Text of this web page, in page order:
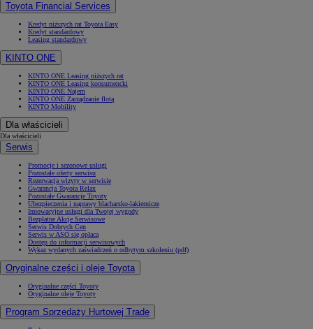
Toyota Financial Services
Kredyt niższych rat Toyota Easy
Kredyt standardowy
Leasing standardowy
KINTO ONE
KINTO ONE Leasing niższych rat
KINTO ONE Leasing konsumencki
KINTO ONE Najem
KINTO ONE Zarządzanie flotą
KINTO Mobility
Dla właścicieli
Dla właścicieli
Serwis
Promocje i sezonowe usługi
Pozostałe oferty serwisu
Rezerwacja wizyty w serwisie
Gwarancja Toyota Relax
Pozostałe Gwarancje Toyoty
Ubezpieczenia i naprawy blacharsko-lakiernicze
Innowacyjne usługi dla Twojej wygody
Bezpłatne Akcje Serwisowe
Serwis Dobrych Cen
Serwis w ASO się opłaca
Dostęp do informacji serwisowych
Wykaz wydanych zaświadczeń o odbytym szkoleniu (pdf)
Oryginalne części i oleje Toyota
Oryginalne części Toyoty
Oryginalne oleje Toyoty
Program Sprzedaży Hurtowej Trade